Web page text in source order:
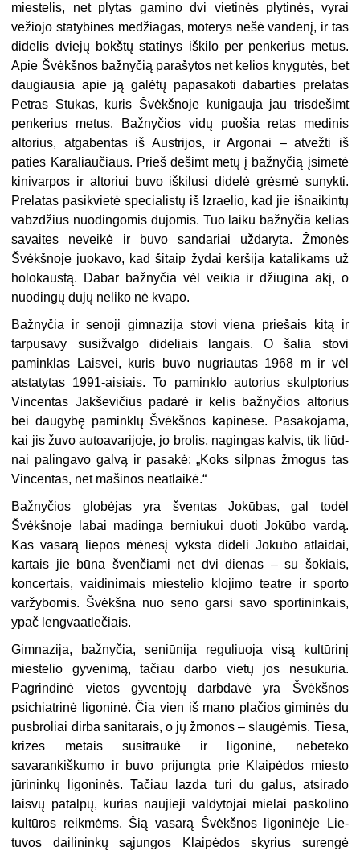
miestelis, net plytas gamino dvi vietinės plytinės, vyrai
vežiojo statybines medžiagas, moterys nešė vandenį, ir tas
didelis dviejų bokštų statinys iškilo per penkerius metus.
Apie Švėkšnos bažnyčią parašytos net kelios knygutės, bet
daugiausia apie ją galėtų papasakoti dabarti­es prelatas
Petras Stukas, kuris Švėkšnoje kunigauja jau trisdešimt
penkerius metus. Bažnyčios vidų puošia retas medinis
altorius, atgabentas iš Austrijos, ir Argonai – atvežti iš
paties Karaliaučiaus. Prieš dešimt metų į bažnyčią įsimetė
kinivarpos ir altoriui buvo iškilusi didelė grėsmė sunykti.
Prelatas pasikvietė specialistų iš Izraelio, kad jie išnaikintų
vabzdžius nuodingomis dujomis. Tuo laiku bažnyčia kelias
savaites neveikė ir buvo sandariai uždaryta. Žmonės
Švėkšnoje juokavo, kad šitaip žydai keršija katalikams už
holokaustą. Dabar bažnyčia vėl veikia ir džiugina akį, o
nuodingų dujų neliko nė kvapo.
Bažnyčia ir senoji gimnazija stovi viena priešais kitą ir
tarpusavy susižvalgo dideliais langais. O šalia stovi
paminklas Laisvei, kuris buvo nugriautas 1968 m ir vėl
atstatytas 1991-aisiais. To paminklo autorius skulptorius
Vincentas Jakševičius padarė ir kelis bažnyčios altorius
bei daugybę paminklų Švėkšnos ka­pinėse. Pasakojama,
kai jis žuvo autoavarijoje, jo brolis, nagingas kalvis, tik liūd­
nai palingavo galvą ir pasakė: „Koks silpnas žmogus tas
Vincentas, net mašinos neatlaikė.“
Bažnyčios globėjas yra šventas Jokūbas, gal todėl
Švėkšnoje labai madinga berniukui duoti Jokūbo vardą.
Kas vasarą liepos mėnesį vyksta dideli Jokūbo atlaidai,
kartais jie būna švenčiami net dvi dienas – su šokiais,
koncertais, vai­dinimais miestelio klojimo teatre ir sporto
varžybomis. Švėkšna nuo seno garsi savo sportininkais,
ypač lengvaatlečiais.
Gimnazija, bažnyčia, seniūnija reguliuoja visą kultūrinį
miestelio gyvenimą, tačiau darbo vietų jos nesukuria.
Pagrindinė vietos gyventojų darbdavė yra Švėkš­nos
psichiatrinė ligoninė. Čia vien iš mano plačios giminės du
pusbroliai dirba sanitarais, o jų žmonos – slaugėmis. Tiesa,
krizės metais susitraukė ir ligoninė, nebeteko
savarankiškumo ir buvo prijungta prie Klaipėdos miesto
jūrininkų ligo­ninės. Tačiau lazda turi du galus, atsirado
laisvų patalpų, kurias naujieji valdy­tojai mielai paskolino
kultūros reikmėms. Šią vasarą Švėkšnos ligoninėje Lie­
tuvos dailininkų sąjungos Klaipėdos skyrius surengė